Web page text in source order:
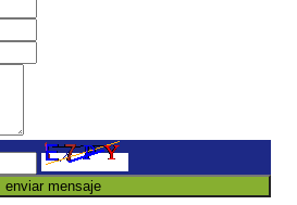
enviar mensaje